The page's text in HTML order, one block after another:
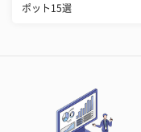
ポット15選